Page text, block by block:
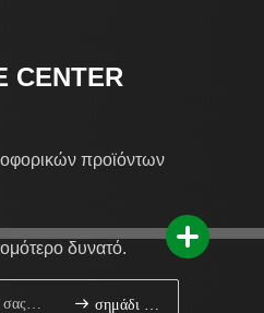
CENTER
προϊόντων
δυνατό.
σημάδι επάνω